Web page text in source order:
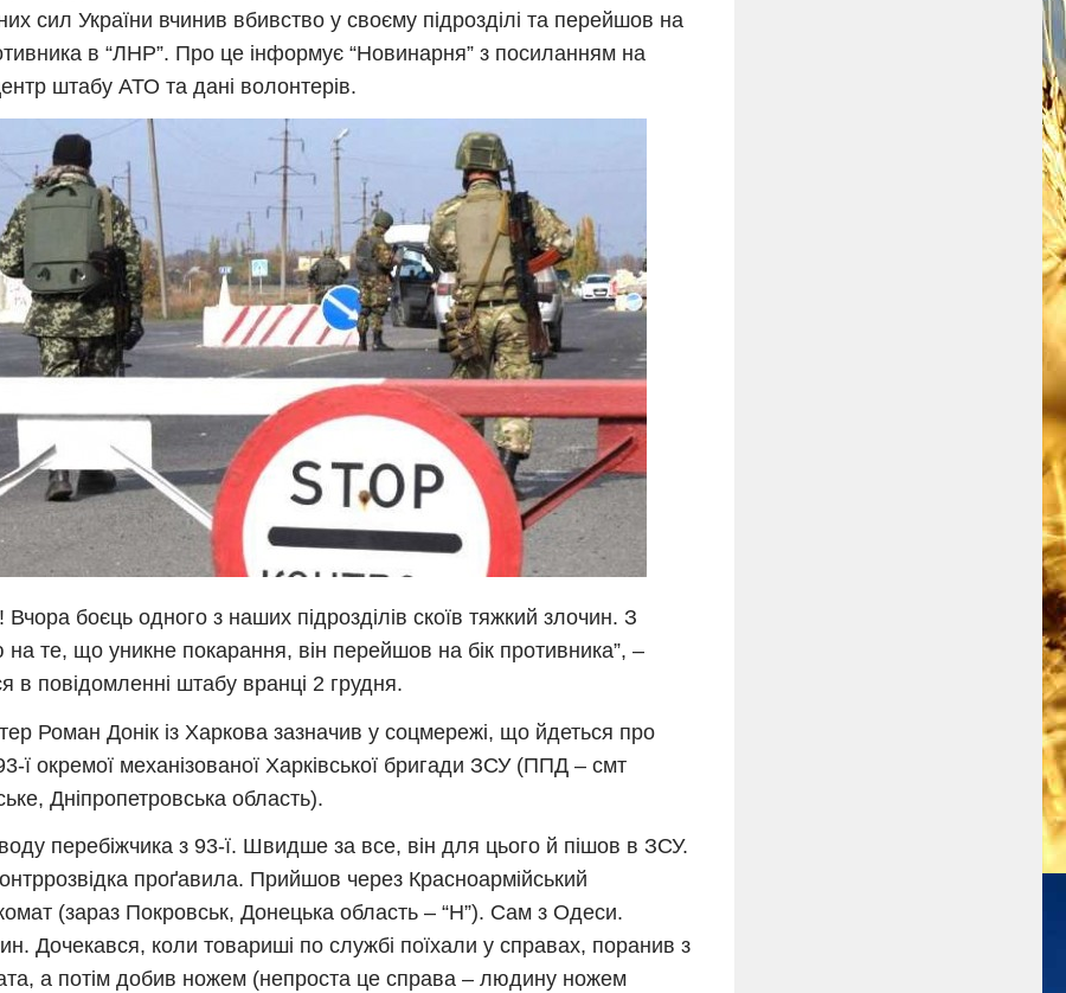
сил України вчинив вбивство у своєму підрозділі та перейшов на
в “ЛНР”. Про це інформує “Новинарня” з посиланням на
штабу АТО та дані волонтерів.
Вчора боєць одного з наших підрозділів скоїв тяжкий злочин. З
на те, що уникне покарання, він перейшов на бік противника”, –
в повідомленні штабу вранці 2 грудня.
Роман Донік із Харкова зазначив у соцмережі, що йдеться про
ї окремої механізованої Харківської бригади ЗСУ (ППД – смт
Дніпропетровська область).
перебіжчика з 93-ї. Швидше за все, він для цього й пішов в ЗСУ.
проґавила. Прийшов через Красноармійський
(зараз Покровськ, Донецька область – “Н”). Сам з Одеси.
Дочекався, коли товариші по службі поїхали у справах, поранив з
а потім добив ножем (непроста це справа – людину ножем